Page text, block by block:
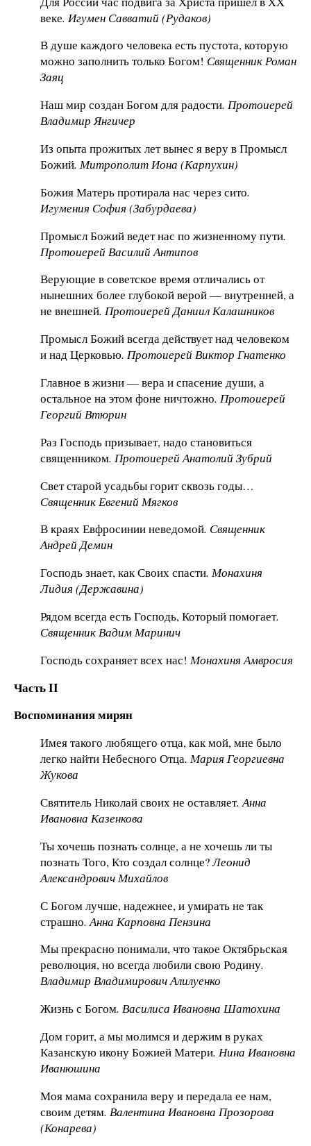
веке. Игумен Савватий (Рудаков)
В душе каждого человека есть пустота, которую
можно заполнить только Богом! Священник Роман
Заяц
Наш мир создан Богом для радости. Протоиерей
Владимир Янгичер
Из опыта прожитых лет вынес я веру в Промысл
Божий. Митрополит Иона (Карпухин)
Божия Матерь протирала нас через сито.
Игумения София (Забурдаева)
Промысл Божий ведет нас по жизненному пути.
Протоиерей Василий Антипов
Верующие в советское время отличались от
нынешних более глубокой верой — внутренней, а
не внешней. Протоиерей Даниил Калашников
Промысл Божий всегда действует над человеком
и над Церковью. Протоиерей Виктор Гнатенко
Главное в жизни — вера и спасение души, а
остальное на этом фоне ничтожно. Протоиерей
Георгий Втюрин
Раз Господь призывает, надо становиться
священником. Протоиерей Анатолий Зубрий
Свет старой усадьбы горит сквозь годы…
Священник Евгений Мягков
В краях Евфросинии неведомой. Священник
Андрей Демин
Господь знает, как Своих спасти. Монахиня
Лидия (Державина)
Рядом всегда есть Господь, Который помогает.
Священник Вадим Маринич
Господь сохраняет всех нас! Монахиня Амвросия
Часть II
Воспоминания мирян
Имея такого любящего отца, как мой, мне было
легко найти Небесного Отца. Мария Георгиевна
Жукова
Святитель Николай своих не оставляет. Анна
Ивановна Казенкова
Ты хочешь познать солнце, а не хочешь ли ты
познать Того, Кто создал солнце?Леонид
Александрович Михайлов
С Богом лучше, надежнее, и умирать не так
страшно. Анна Карповна Пензина
Мы прекрасно понимали, что такое Октябрьская
революция, но всегда любили свою Родину.
Владимир Владимирович Алилуенко
Жизнь с Богом. Василиса Ивановна Шатохина
Дом горит, а мы молимся и держим в руках
Казанскую икону Божией Матери. Нина Ивановна
Иванюшина
Моя мама сохранила веру и передала ее нам,
своим детям. Валентина Ивановна Прозорова
(Конарева)